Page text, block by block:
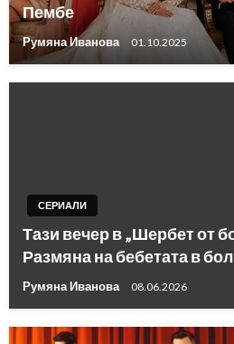
Пембе
Румяна Иванова 01.10.2025
СЕРИАЛИ
Тази вечер в „Шербет от
Размяна на бебетата в
Румяна Иванова 08.06.2026